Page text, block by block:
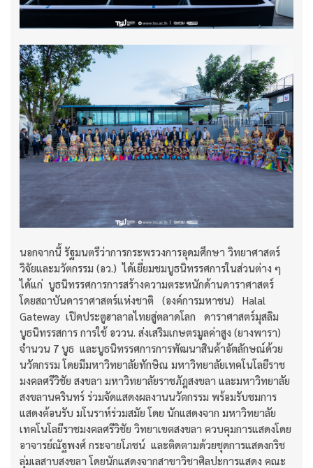
นอกจากนี้ รัฐมนตรีว่าการกระพรวงการอุดมศึกษา วิทยาศาสตร์
วิจัยและมวัตกรรม (อว.) ได้เยี่ยมชมบูธนิทรรศการในส่วนต่าง ๆ
ได้แก่ บูธนิทรรศการการสร้างความตระหนักด้านดาราศาสตร์
โดยสถาบันดาราศาสตร์แห่งชาติ (องค์การมหาชน) Halal
Gateway เปิดประตูฮาลาลไทยสู่ตลาดโลก ดาราศาสตร์มุสลิม
บูธนิทรรสการ การใช้ อววน. ส่งเสริมเกษตรมูลค่าสูง (ยางพารา)
จำนวน 7 บูธ และบูธนิทรรศการการพัฒนาสินค้าอัตลักษณ์ด้วย
นวัตกรรม โดยมีมหาวิทยาลัยทักษิณ มหาวิทยาลัยเทคโนโลยีราช
มงคลศรีวิชัย สงขลา มหาวิทยาลัยราชภัฎสงขลา และมหาวิทยาลัย
สงขลานครินทร์ ร่วมจัดแสดงผลงานนวัตกรรม พร้อมรับชมการ
แสดงต้อนรับ มโนราห์ร่วมสมัย โดย นักแสดงจาก มหาวิทยาลัย
เทคโนโลยีราชมงคลศรีวิชัย วิทยาเขตสงขลา ควบคุมการแสดงโดย
อาจารย์ณัฐพงศ์ กระจายโภชน์ และติดตามด้วยชุดการแสดงกริช
ลุ่มเลสาบสงขลา โดยนักแสดงจากสาขาวิชาศิลปะการแสดง คณะ